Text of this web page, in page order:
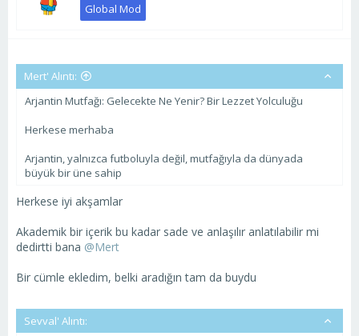
Global Mod
Mert' Alıntı:
Arjantin Mutfağı: Gelecekte Ne Yenir? Bir Lezzet Yolculuğu
Herkese merhaba
Arjantin, yalnızca futboluyla değil, mutfağıyla da dünyada
büyük bir üne sahip
Herkese iyi akşamlar
Akademik bir içerik bu kadar sade ve anlaşılır anlatılabilir mi
dedirtti bana @Mert
Bir cümle ekledim, belki aradığın tam da buydu
Sevval' Alıntı: